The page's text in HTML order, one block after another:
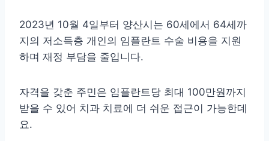
2023년 10월 4일부터 양산시는 60세에서 64세까
지의 저소득층 개인의 임플란트 수술 비용을 지원
하며 재정 부담을 줄입니다.
자격을 갖춘 주민은 임플란트당 최대 100만원까지
받을 수 있어 치과 치료에 더 쉬운 접근이 가능한데
요.